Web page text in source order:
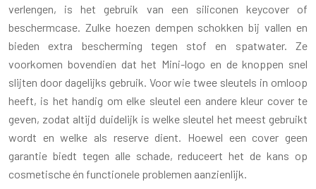
verlengen, is het gebruik van een siliconen keycover of
beschermcase. Zulke hoezen dempen schokken bij vallen en
bieden extra bescherming tegen stof en spatwater. Ze
voorkomen bovendien dat het Mini-logo en de knoppen snel
slijten door dagelijks gebruik. Voor wie twee sleutels in omloop
heeft, is het handig om elke sleutel een andere kleur cover te
geven, zodat altijd duidelijk is welke sleutel het meest gebruikt
wordt en welke als reserve dient. Hoewel een cover geen
garantie biedt tegen alle schade, reduceert het de kans op
cosmetische én functionele problemen aanzienlijk.